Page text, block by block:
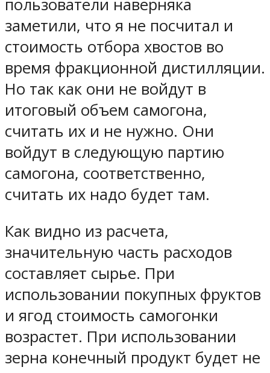
пользователи наверняка
заметили, что я не посчитал и
стоимость отбора хвостов во
время фракционной дистилляции.
Но так как они не войдут в
итоговый объем самогона,
считать их и не нужно. Они
войдут в следующую партию
самогона, соответственно,
считать их надо будет там.
Как видно из расчета,
значительную часть расходов
составляет сырье. При
использовании покупных фруктов
и ягод стоимость самогонки
возрастет. При использовании
зерна конечный продукт будет не